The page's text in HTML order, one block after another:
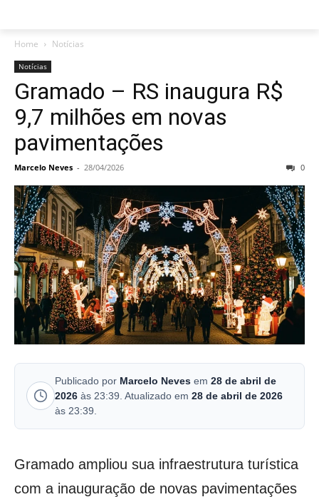
Home Notícias
Notícias
Gramado – RS inaugura R$
9,7 milhões em novas
pavimentações
Marcelo Neves - 28/04/2026 0
Publicado por Marcelo Neves em 28 de abril de
2026 às 23:39. Atualizado em 28 de abril de 2026
às 23:39.
Gramado ampliou sua infraestrutura turística
com a inauguração de novas pavimentações